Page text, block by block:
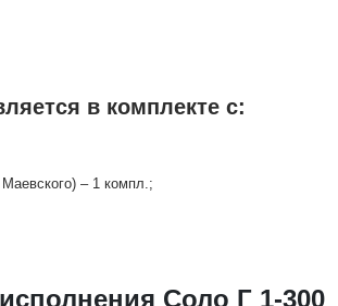
в комплекте с:
– 1 компл.;
Соло Г 1-300